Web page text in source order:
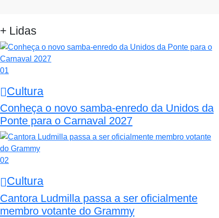
+ Lidas
01
Cultura
Conheça o novo samba-enredo da Unidos da
Ponte para o Carnaval 2027
02
Cultura
Cantora Ludmilla passa a ser oficialmente
membro votante do Grammy